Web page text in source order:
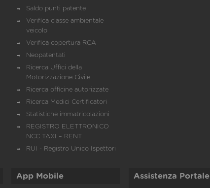
Saldo punti patente
Verifica classe ambientale
veicolo
Verifica copertura RCA
Neopatentati
Ricerca Uffici della
Motorizzazione Civile
Ricerca officine autorizzate
Ricerca Medici Certificatori
Statistiche immatricolazioni
REGISTRO ELETTRONICO
NCC TAXI – RENT
RUI - Registro Unico Ispettori
App Mobile Assistenza Portale